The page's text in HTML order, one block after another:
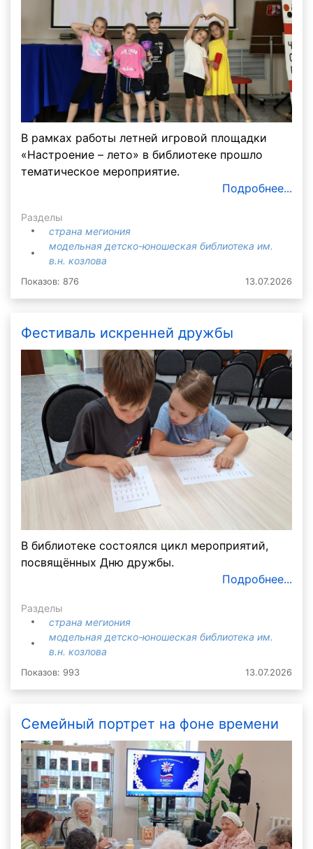
В рамках работы летней игровой площадки
«Настроение – лето» в библиотеке прошло
тематическое мероприятие.
Подробнее...
Разделы
страна мегиония
модельная детско-юношеская библиотека им.
в.н. козлова
Показов: 876 13.07.2026
Фестиваль искренней дружбы
В библиотеке состоялся цикл мероприятий,
посвящённых Дню дружбы.
Подробнее...
Разделы
страна мегиония
модельная детско-юношеская библиотека им.
в.н. козлова
Показов: 993 13.07.2026
Семейный портрет на фоне времени